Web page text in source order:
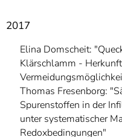
2017
Elina Domscheit:
Klärschlamm -
Thomas Fresenborg:
Spurenstoffen in der
unter systematischer
Redoxbedingungen"